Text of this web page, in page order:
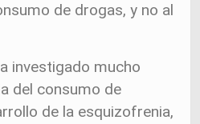
de drogas, y no al
investigado mucho
del consumo de
de la esquizofrenia,